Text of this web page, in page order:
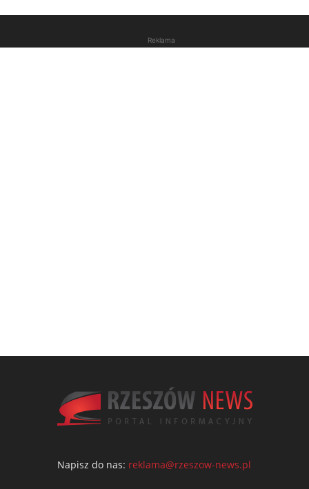
Reklama
Napisz do nas: reklama@rzeszow-news.pl